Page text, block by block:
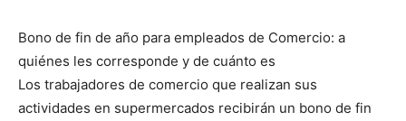
Bono de fin de año para empleados de Comercio: a
quiénes les corresponde y de cuánto es
Los trabajadores de comercio que realizan sus
actividades en supermercados recibirán un bono de fin